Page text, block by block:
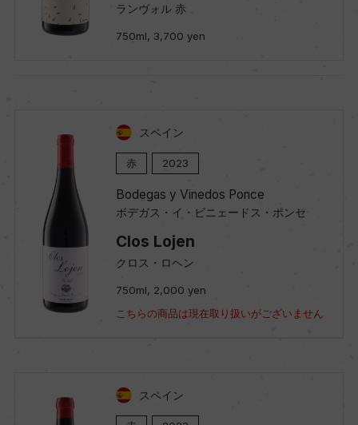
ランヴォル 赤
750ml, 3,700 yen
スペイン
赤 2023
Bodegas y Vinedos Ponce
ボデガス・イ・ビニェードス・ポンセ
Clos Lojen
クロス・ロヘン
750ml, 2,000 yen
こちらの商品は現在取り扱いがございません
スペイン